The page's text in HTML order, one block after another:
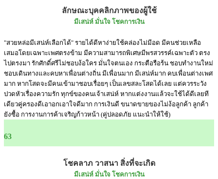
ลักษณะบุคคลิกภาพของผู้ใช้
มีเสน่ห์ มั่นใจ โชคการเงิน
"สวยหล่อมีเสน่ห์เลือกได้" รายได้ดีหาง่ายใช้คล่องไม่มีอด มีคนช่วยเหลือ
เสมอโดยเฉพาะเพศตรงข้าม มีความสามารถพิเศษมีพรสวรรค์เฉพาะตัว ตรง
ไปตรงมา รักศักดิ์ศรีไม่ชอบง้อใคร มั่นใจตนเอง กระตือรือร้น ชอบทำงานใหม่
ชอบเดินทางและคบหาเพื่อนต่างถิ่น มีเพื่อนมาก มีเสน่ห์มาก คบเพื่อนต่างเพศ
มาก หากโสดจะมีคนเข้ามาชอบเรื่อยๆ เป็นเลขสละโสดได้เลย แต่ควรระวัง
ปวดหัวเรื่องความรัก ทุกข์ของคนเจ้าเสน่ห์ หากแต่งงานแล้วจะใช้ได้ดีเลยที
เดียวคู่ครองดีเอาอกเอาใจดีมาก การเงินดี ขนาดขายของไม่ง้อลูกค้า ลูกค้า
ยังซื้อ การงานการค้าเจริญก้าวหน้า (คู่ปลอดภัย แนะนำให้ใช้)
63
โชคลาภ วาสนา สิ่งที่จะเกิด
มีเสน่ห์ มั่นใจ โชคการเงิน